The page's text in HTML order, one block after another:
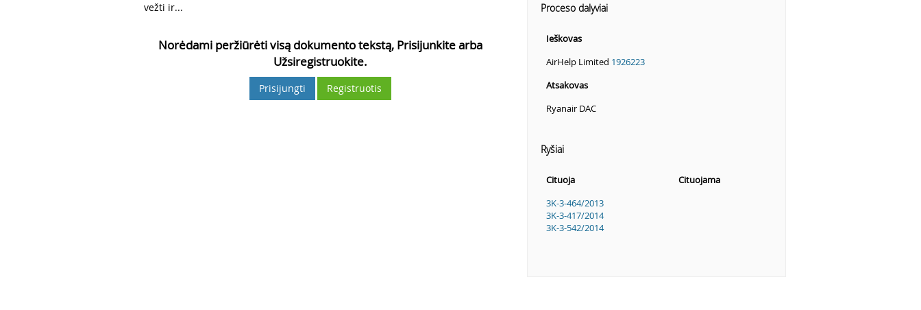
vežti ir...
Norėdami peržiūrėti visą dokumento tekstą, Prisijunkite arba
Užsiregistruokite.
Prisijungti Registruotis
Proceso dalyviai
Ieškovas
AirHelp Limited 1926223
Atsakovas
Ryanair DAC
Ryšiai
Cituoja
Cituojama
3K-3-464/2013
3K-3-417/2014
3K-3-542/2014